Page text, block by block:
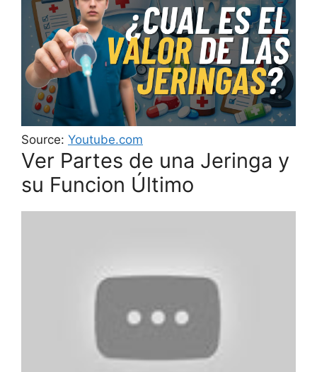
Source: Youtube.com
Ver Partes de una Jeringa y
su Funcion Último